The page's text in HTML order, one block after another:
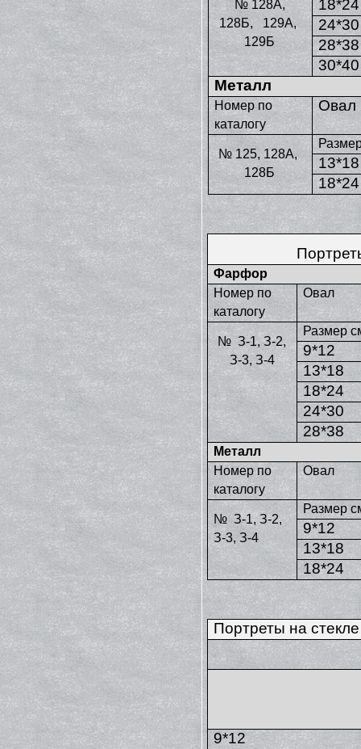
№ 128А,
128Б, 129А,
129Б
18*24
24*30
28*38
30*40
Металл
Номер по
каталогу
Овал
№ 125, 128А,
128Б
13*18
18*24
Фарфор
Номер по
каталогу
Овал
№ З-1, З-2,
З-3, З-4
Размер
9*12
13*18
18*24
24*30
28*38
Металл
Номер по
каталогу
Овал
№ З-1, З-2,
З-3, З-4
Размер
9*12
13*18
18*24
Портреты на стекле
9*12